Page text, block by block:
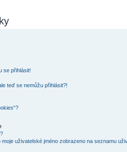
se přihlásit!
teď se nemůžu přihlásit?!
uživatelské jméno zobrazeno na seznamu